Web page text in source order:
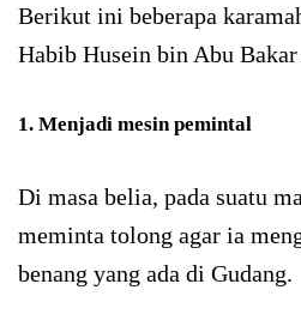
Berikut ini beberapa
Habib Husein bin Abu
1. Menjadi mesin pemintal
Di masa belia, pada suatu
meminta tolong agar ia
benang yang ada di Gudang.